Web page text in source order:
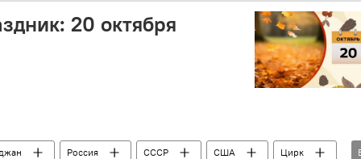
20 октября
Россия СССР США
Цирк